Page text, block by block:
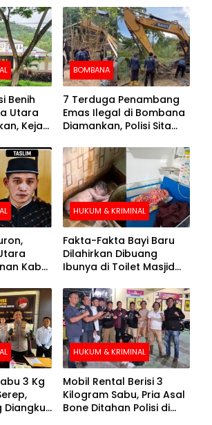
Benih
Utara
Kejari
BOMBANA
7 Terduga Penambang
Emas Ilegal di Bombana
Diamankan, Polisi Sita
Crusher
Kabur
HUKUM & KRIMINAL
Fakta-Fakta Bayi Baru
Dilahirkan Dibuang
Ibunya di Toilet Masjid
3 Kg
Diangkut
HUKUM & KRIMINAL
Mobil Rental Berisi 3
Kilogram Sabu, Pria Asal
Bone Ditahan Polisi di